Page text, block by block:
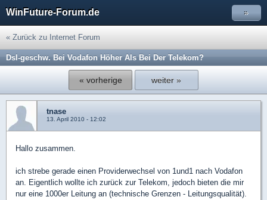
WinFuture-Forum.de »
« Zurück zu Internet Forum
Dsl-geschw. Bei Vodafon Höher Als Bei Der Telekom?
« vorherige weiter »
tnase
13. April 2010 - 12:02
Hallo zusammen.
ich strebe gerade einen Providerwechsel von 1und1 nach Vodafon
an. Eigentlich wollte ich zurück zur Telekom, jedoch bieten die mir
nur eine 1000er Leitung an (technische Grenzen - Leitungsqualität).